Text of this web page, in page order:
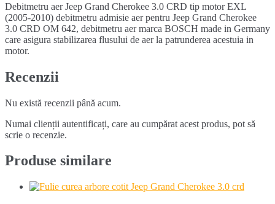
Debitmetru aer Jeep Grand Cherokee 3.0 CRD tip motor EXL
(2005-2010) debitmetru admisie aer pentru Jeep Grand Cherokee
3.0 CRD OM 642, debitmetru aer marca BOSCH made in Germany
care asigura stabilizarea flusului de aer la patrunderea acestuia in
motor.
Recenzii
Nu există recenzii până acum.
Numai clienții autentificați, care au cumpărat acest produs, pot să
scrie o recenzie.
Produse similare